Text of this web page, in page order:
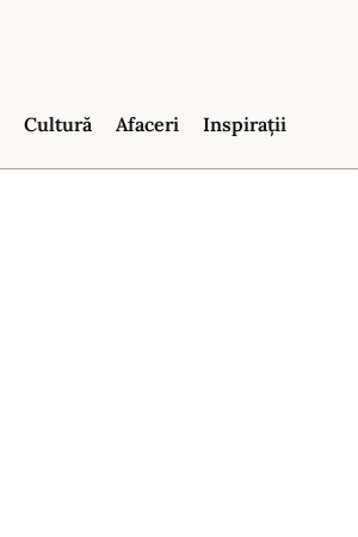
Cultură Afaceri Inspirații